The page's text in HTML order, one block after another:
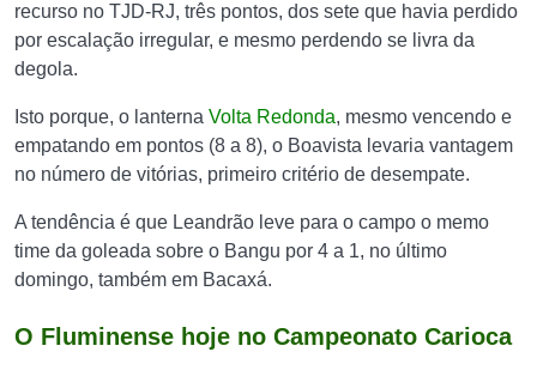
recurso no TJD-RJ, três pontos, dos sete que havia perdido
por escalação irregular, e mesmo perdendo se livra da
degola.
Isto porque, o lanterna Volta Redonda, mesmo vencendo e
empatando em pontos (8 a 8), o Boavista levaria vantagem
no número de vitórias, primeiro critério de desempate.
A tendência é que Leandrão leve para o campo o memo
time da goleada sobre o Bangu por 4 a 1, no último
domingo, também em Bacaxá.
O Fluminense hoje no Campeonato Carioca